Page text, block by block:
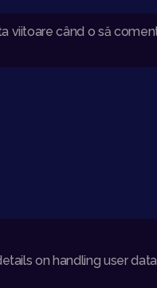
viitoare când o să
on handling user